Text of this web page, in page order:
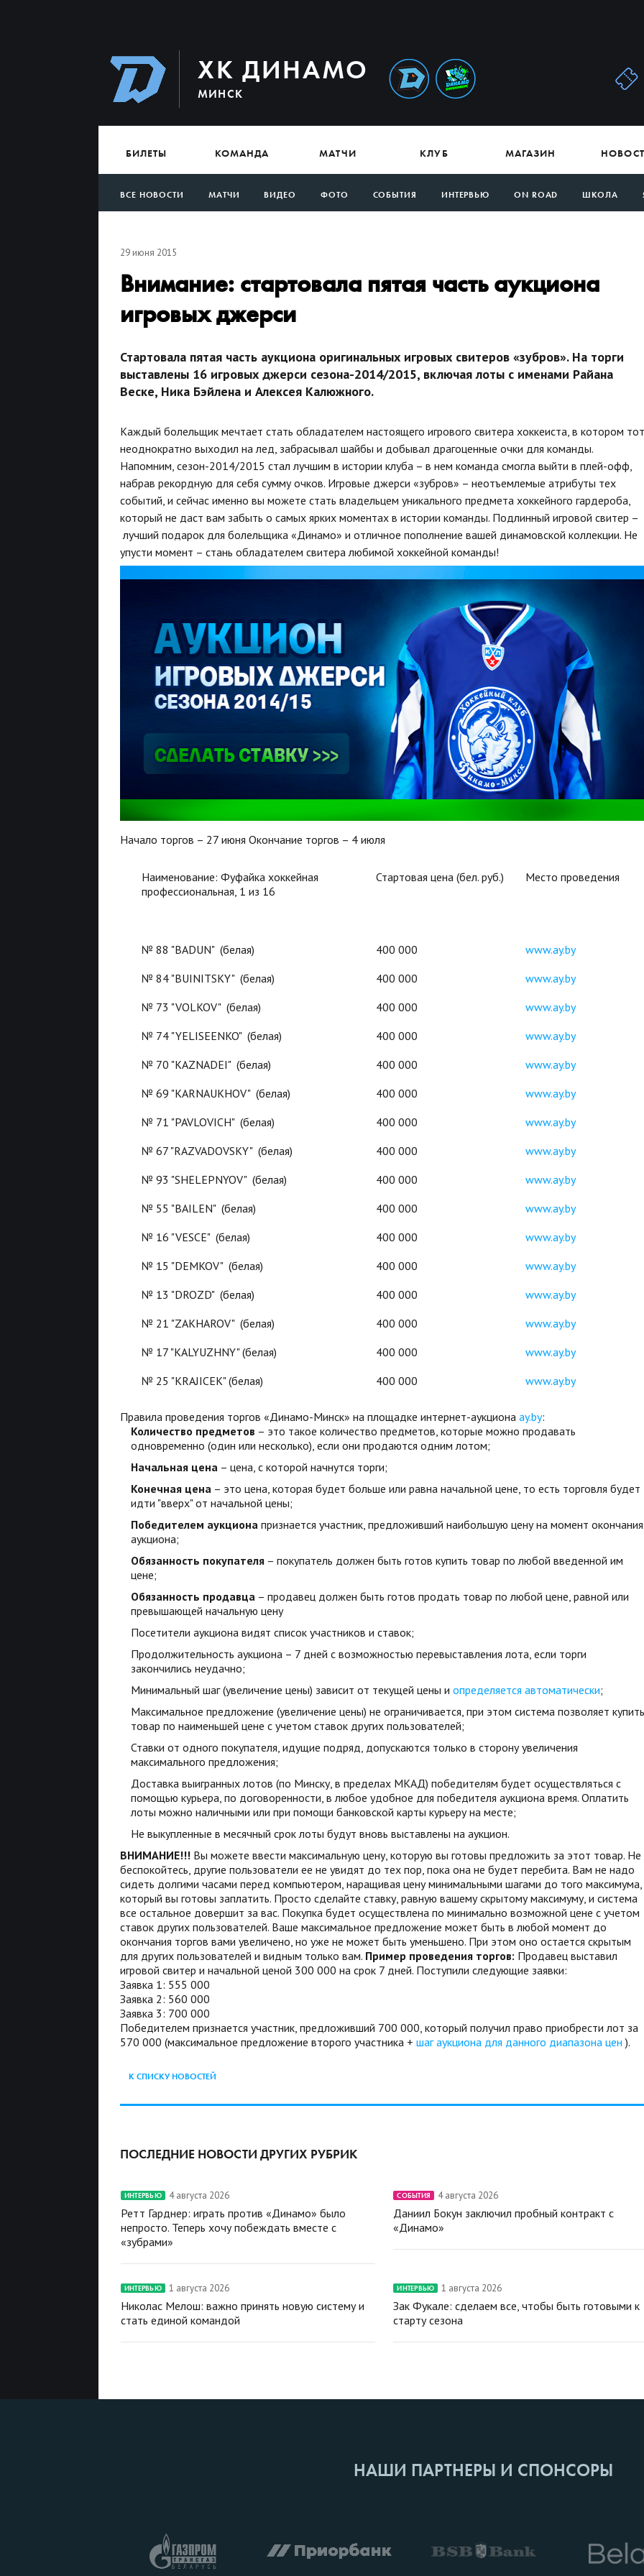
ХК ДИНАМО
МИНСК
БИЛЕТЫ КОМАНДА МАТЧИ КЛУБ МАГАЗИН
ВСЕ НОВОСТИ МАТЧИ ВИДЕО ФОТО СОБЫТИЯ ИНТЕРВЬЮ ON ROAD ШКОЛА
29 июня 2015
Внимание: стартовала пятая часть аукциона
игровых джерси
Стартовала пятая часть аукциона оригинальных игровых свитеров «зубров». На торги
выставлены 16 игровых джерси сезона-2014/2015, включая лоты с именами Райана
Веске, Ника Бэйлена и Алексея Калюжного.
Каждый болельщик мечтает стать обладателем настоящего игрового свитера хоккеиста, в котором тот
неоднократно выходил на лед, забрасывал шайбы и добывал драгоценные очки для команды.
Напомним, сезон-2014/2015 стал лучшим в истории клуба – в нем команда смогла выйти в плей-офф,
набрав рекордную для себя сумму очков. Игровые джерси «зубров» – неотъемлемые атрибуты тех
событий, и сейчас именно вы можете стать владельцем уникального предмета хоккейного гардероба,
который не даст вам забыть о самых ярких моментах в истории команды. Подлинный игровой свитер –
лучший подарок для болельщика «Динамо» и отличное пополнение вашей динамовской коллекции. Не
упусти момент – стань обладателем свитера любимой хоккейной команды!
Начало торгов – 27 июня Окончание торгов – 4 июля
Наименование: Фуфайка хоккейная
профессиональная, 1 из 16
Стартовая цена (бел. руб.) Место проведения
№ 88 "BADUN" (белая) 400 000
www.ay.by
№ 84 "BUINITSKY" (белая)
400 000
www.ay.by
№ 73 "VOLKOV" (белая)
400 000
www.ay.by
№ 74 "YELISEENKO" (белая)
400 000
www.ay.by
№ 70 "KAZNADEI" (белая)
400 000
www.ay.by
№ 69 "KARNAUKHOV" (белая)
400 000
www.ay.by
№ 71 "PAVLOVICH" (белая)
400 000
www.ay.by
№ 67 "RAZVADOVSKY" (белая)
400 000
www.ay.by
№ 93 "SHELEPNYOV" (белая)
400 000
www.ay.by
№ 55 "BAILEN" (белая)
400 000
www.ay.by
№ 16 "VESCE" (белая)
400 000
www.ay.by
№ 15 "DEMKOV" (белая)
400 000
www.ay.by
№ 13 "DROZD" (белая)
400 000
www.ay.by
№ 21 "ZAKHAROV" (белая)
400 000
www.ay.by
№ 17 "KALYUZHNY" (белая)
400 000
www.ay.by
№ 25 "KRAJICEK" (белая)
400 000 www.ay.by
Правила проведения торгов «Динамо-Минск» на площадке интернет-аукциона ay.by:
Количество предметов – это такое количество предметов, которые можно продавать
одновременно (один или несколько), если они продаются одним лотом;
Начальная цена – цена, с которой начнутся торги;
Конечная цена – это цена, которая будет больше или равна начальной цене, то есть торговля будет
идти "вверх" от начальной цены;
Победителем аукциона признается участник, предложивший наибольшую цену на момент окончания
аукциона;
Обязанность покупателя – покупатель должен быть готов купить товар по любой введенной им
цене;
Обязанность продавца – продавец должен быть готов продать товар по любой цене, равной или
превышающей начальную цену
Посетители аукциона видят список участников и ставок;
Продолжительность аукциона – 7 дней с возможностью перевыставления лота, если торги
закончились неудачно;
Минимальный шаг (увеличение цены) зависит от текущей цены и определяется автоматически;
Максимальное предложение (увеличение цены) не ограничивается, при этом система позволяет купить
товар по наименьшей цене с учетом ставок других пользователей;
Ставки от одного покупателя, идущие подряд, допускаются только в сторону увеличения
максимального предложения;
Доставка выигранных лотов (по Минску, в пределах МКАД) победителям будет осуществляться с
помощью курьера, по договоренности, в любое удобное для победителя аукциона время. Оплатить
лоты можно наличными или при помощи банковской карты курьеру на месте;
Не выкупленные в месячный срок лоты будут вновь выставлены на аукцион.
ВНИМАНИЕ!!! Вы можете ввести максимальную цену, которую вы готовы предложить за этот товар. Не
беспокойтесь, другие пользователи ее не увидят до тех пор, пока она не будет перебита. Вам не надо
сидеть долгими часами перед компьютером, наращивая цену минимальными шагами до того максимума,
который вы готовы заплатить. Просто сделайте ставку, равную вашему скрытому максимуму, и система
все остальное довершит за вас. Покупка будет осуществлена по минимально возможной цене с учетом
ставок других пользователей. Ваше максимальное предложение может быть в любой момент до
окончания торгов вами увеличено, но уже не может быть уменьшено. При этом оно остается скрытым
для других пользователей и видным только вам. Пример проведения торгов: Продавец выставил
игровой свитер и начальной ценой 300 000 на срок 7 дней. Поступили следующие заявки:
Заявка 1: 555 000
Заявка 2: 560 000
Заявка 3: 700 000
Победителем признается участник, предложивший 700 000, который получил право приобрести лот за
570 000 (максимальное предложение второго участника + шаг аукциона для данного диапазона цен ).
К СПИСКУ НОВОСТЕЙ
ПОСЛЕДНИЕ НОВОСТИ ДРУГИХ РУБРИК
ИНТЕРВЬЮ 4 августа 2026
Ретт Гарднер: играть против «Динамо» было
непросто. Теперь хочу побеждать вместе с
«зубрами»
СОБЫТИЯ 4 августа 2026
Даниил Бокун заключил пробный контракт с
«Динамо»
ИНТЕРВЬЮ 1 августа 2026
Николас Мелош: важно принять новую систему и
стать единой командой
ИНТЕРВЬЮ 1 августа 2026
Зак Фукале: сделаем все, чтобы быть готовыми к
старту сезона
НАШИ ПАРТНЕРЫ И СПОНСОРЫ